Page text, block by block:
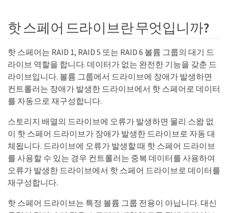
핫 스페어 드라이브란 무엇입니까?
핫 스페어는 RAID 1, RAID 5 또는 RAID 6 볼륨 그룹의 대기 드
라이브 역할을 합니다. 데이터가 없는 완전한 기능을 갖춘 드
라이브입니다. 볼륨 그룹에서 드라이브에 장애가 발생하면
컨트롤러는 장애가 발생한 드라이브에서 핫 스페어로 데이터
를 자동으로 재구성합니다.
스토리지 배열의 드라이브에 오류가 발생하면 물리 스왑 없
이 핫 스페어 드라이브가 장애가 발생한 드라이브로 자동 대
체됩니다. 드라이브에 오류가 발생할 때 핫 스페어 드라이브
를 사용할 수 있는 경우 컨트롤러는 중복 데이터를 사용하여
오류가 발생한 드라이브에서 핫 스페어 드라이브로 데이터를
재구성합니다.
핫 스페어 드라이브는 특정 볼륨 그룹 전용이 아닙니다. 대신